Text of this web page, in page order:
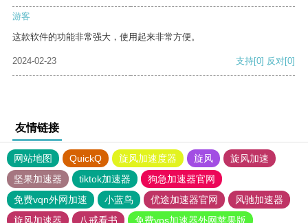
游客
这款软件的功能非常强大，使用起来非常方便。
2024-02-23 支持[0] 反对[0]
友情链接
网站地图 QuickQ 旋风加速度器 旋风
旋风加速
坚果加速器
tiktok加速器
狗急加速器官网
免费vqn外网加速
小蓝鸟 优途加速器官网
风驰加速器
旋风加速器
八戒看书 免费vps加速器外网苹果版